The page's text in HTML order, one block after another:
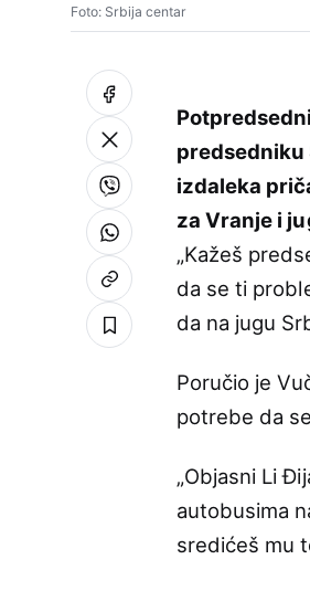
Foto: Srbija centar
predsedniku
izdaleka
za Vranje i
„Kažeš
da se ti
da na jugu
Poručio je
potrebe da
„Objasni Li
autobusima
sredićeš mu